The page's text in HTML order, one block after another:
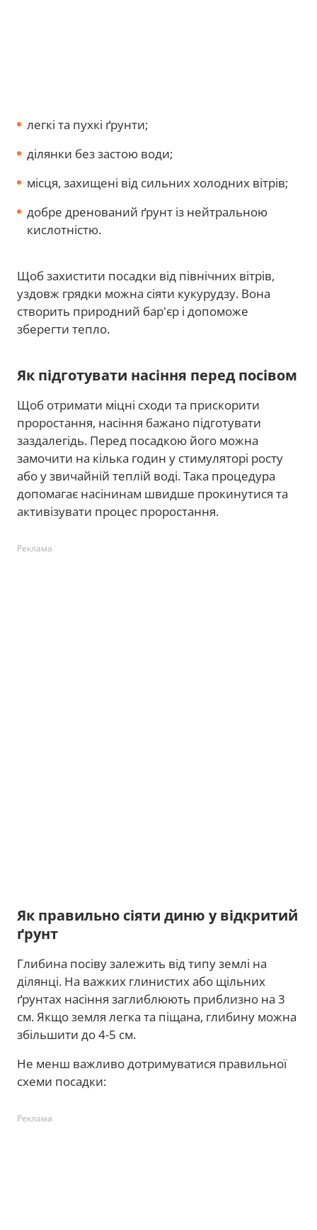
легкі та пухкі ґрунти;
ділянки без застою води;
місця, захищені від сильних холодних вітрів;
добре дренований ґрунт із нейтральною
кислотністю.
Щоб захистити посадки від північних вітрів,
уздовж грядки можна сіяти кукурудзу. Вона
створить природний бар'єр і допоможе
зберегти тепло.
Як підготувати насіння перед посівом
Щоб отримати міцні сходи та прискорити
проростання, насіння бажано підготувати
заздалегідь. Перед посадкою його можна
замочити на кілька годин у стимуляторі росту
або у звичайній теплій воді. Така процедура
допомагає насінинам швидше прокинутися та
активізувати процес проростання.
Реклама
Як правильно сіяти диню у відкритий
ґрунт
Глибина посіву залежить від типу землі на
ділянці. На важких глинистих або щільних
ґрунтах насіння заглиблюють приблизно на 3
см. Якщо земля легка та піщана, глибину можна
збільшити до 4-5 см.
Не менш важливо дотримуватися правильної
схеми посадки:
Реклама